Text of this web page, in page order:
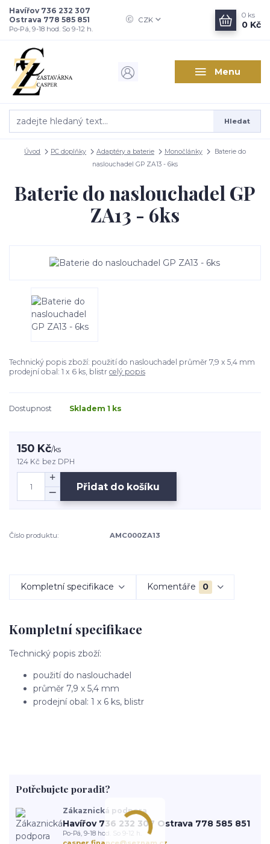
Menu
CZK
Hledat
Havířov 736 232 307
Ostrava 778 585 851
Po-Pá, 9-18 hod. So 9-12 h.
0 ks
0 Kč
Úvod PC doplňky Adaptéry a baterie Monočlánky
Baterie do
naslouchadel GP ZA13 - 6ks
Baterie do naslouchadel GP
ZA13 - 6ks
Technický popis zboží: použití do naslouchadel průměr 7,9 x 5,4 mm
prodejní obal: 1 x 6 ks, blistr celý popis
Dostupnost Skladem 1 ks
150 Kč/ks
124 Kč bez DPH
Přidat do košíku
Číslo produktu: AMC000ZA13
Kompletní specifikace Komentáře 0
Kompletní specifikace
Technický popis zboží:
použití do naslouchadel
průměr 7,9 x 5,4 mm
prodejní obal: 1 x 6 ks, blistr
Potřebujete poradit?
Zákaznická podpora
Havířov 736 232 307 Ostrava 778 585 851
Po-Pá, 9-18 hod. So 9-12 h.